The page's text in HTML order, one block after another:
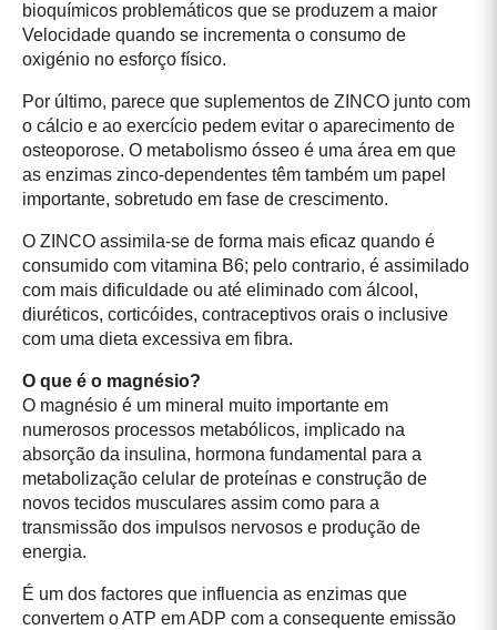
bioquímicos problemáticos que se produzem a maior
Velocidade quando se incrementa o consumo de
oxigénio no esforço físico.
Por último, parece que suplementos de ZINCO junto com
o cálcio e ao exercício pedem evitar o aparecimento de
osteoporose. O metabolismo ósseo é uma área em que
as enzimas zinco-dependentes têm também um papel
importante, sobretudo em fase de crescimento.
O ZINCO assimila-se de forma mais eficaz quando é
consumido com vitamina B6; pelo contrario, é assimilado
com mais dificuldade ou até eliminado com álcool,
diuréticos, corticóides, contraceptivos orais o inclusive
com uma dieta excessiva em fibra.
O que é o magnésio?
O magnésio é um mineral muito importante em
numerosos processos metabólicos, implicado na
absorção da insulina, hormona fundamental para a
metabolização celular de proteínas e construção de
novos tecidos musculares assim como para a
transmissão dos impulsos nervosos e produção de
energia.
É um dos factores que influencia as enzimas que
convertem o ATP em ADP com a consequente emissão